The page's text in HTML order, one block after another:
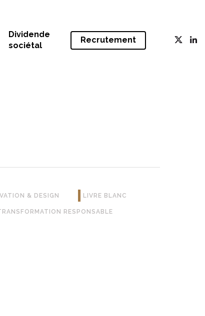
Dividende
sociétal
Recrutement
& DESIGN LIVRE BLANC
RESPONSABLE